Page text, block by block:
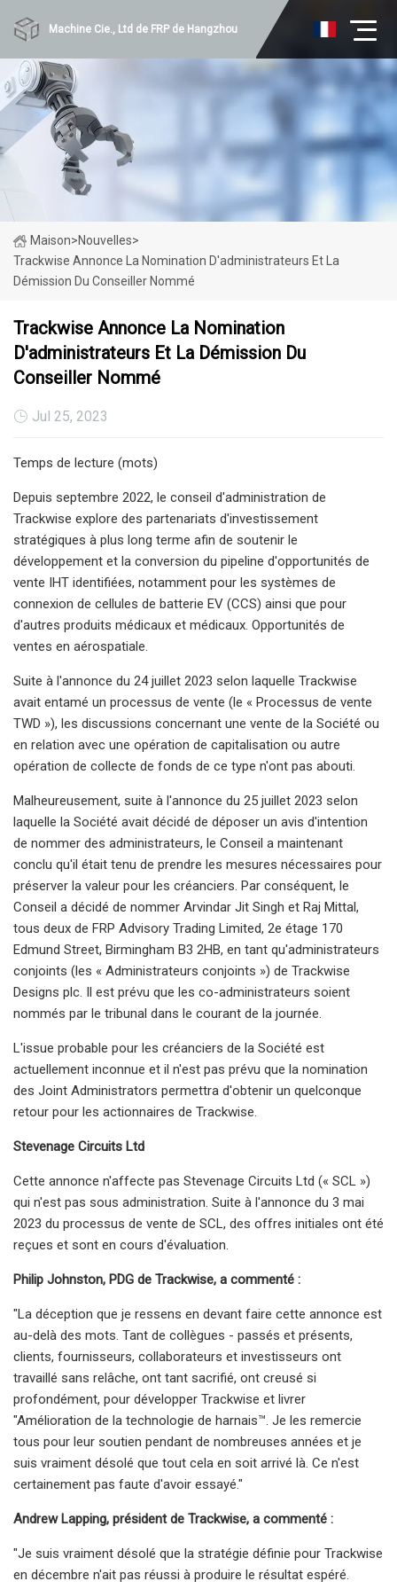
Machine Cie., Ltd de FRP de Hangzhou
Maison>Nouvelles>
Trackwise Annonce La Nomination D'administrateurs Et La
Démission Du Conseiller Nommé
Trackwise Annonce La Nomination
D'administrateurs Et La Démission Du
Conseiller Nommé
Jul 25, 2023
Temps de lecture (mots)
Depuis septembre 2022, le conseil d'administration de
Trackwise explore des partenariats d'investissement
stratégiques à plus long terme afin de soutenir le
développement et la conversion du pipeline d'opportunités de
vente IHT identifiées, notamment pour les systèmes de
connexion de cellules de batterie EV (CCS) ainsi que pour
d'autres produits médicaux et médicaux. Opportunités de
ventes en aérospatiale.
Suite à l'annonce du 24 juillet 2023 selon laquelle Trackwise
avait entamé un processus de vente (le « Processus de vente
TWD »), les discussions concernant une vente de la Société ou
en relation avec une opération de capitalisation ou autre
opération de collecte de fonds de ce type n'ont pas abouti.
Malheureusement, suite à l'annonce du 25 juillet 2023 selon
laquelle la Société avait décidé de déposer un avis d'intention
de nommer des administrateurs, le Conseil a maintenant
conclu qu'il était tenu de prendre les mesures nécessaires pour
préserver la valeur pour les créanciers. Par conséquent, le
Conseil a décidé de nommer Arvindar Jit Singh et Raj Mittal,
tous deux de FRP Advisory Trading Limited, 2e étage 170
Edmund Street, Birmingham B3 2HB, en tant qu'administrateurs
conjoints (les « Administrateurs conjoints ») de Trackwise
Designs plc. Il est prévu que les co-administrateurs soient
nommés par le tribunal dans le courant de la journée.
L'issue probable pour les créanciers de la Société est
actuellement inconnue et il n'est pas prévu que la nomination
des Joint Administrators permettra d'obtenir un quelconque
retour pour les actionnaires de Trackwise.
Stevenage Circuits Ltd
Cette annonce n'affecte pas Stevenage Circuits Ltd (« SCL »)
qui n'est pas sous administration. Suite à l'annonce du 3 mai
2023 du processus de vente de SCL, des offres initiales ont été
reçues et sont en cours d'évaluation.
Philip Johnston, PDG de Trackwise, a commenté :
"La déception que je ressens en devant faire cette annonce est
au-delà des mots. Tant de collègues - passés et présents,
clients, fournisseurs, collaborateurs et investisseurs ont
travaillé sans relâche, ont tant sacrifié, ont creusé si
profondément, pour développer Trackwise et livrer
"Amélioration de la technologie de harnais™. Je les remercie
tous pour leur soutien pendant de nombreuses années et je
suis vraiment désolé que tout cela en soit arrivé là. Ce n'est
certainement pas faute d'avoir essayé."
Andrew Lapping, président de Trackwise, a commenté :
"Je suis vraiment désolé que la stratégie définie pour Trackwise
en décembre n'ait pas réussi à produire le résultat espéré.